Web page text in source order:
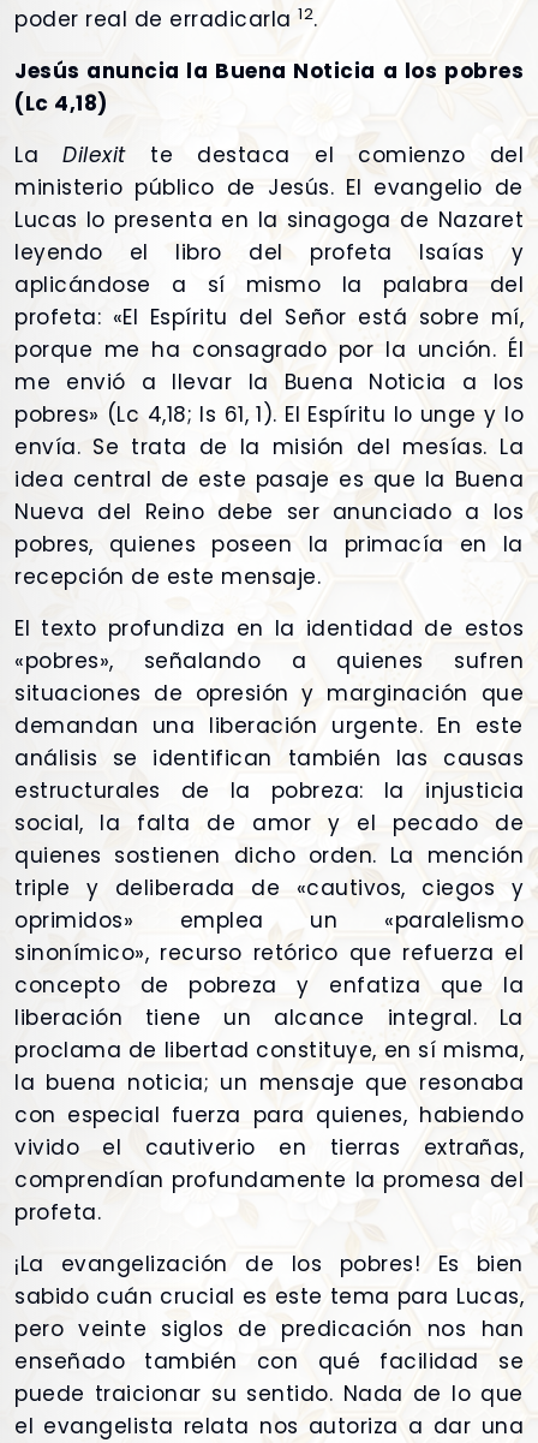
poder real de erradicarla 12.
Jesús anuncia la Buena Noticia a los pobres
(Lc 4,18)
LaDilexit te destaca el comienzo del
ministerio público de Jesús. El evangelio de
Lucas lo presenta en la sinagoga de Nazaret
leyendo el libro del profeta Isaías y
aplicándose a sí mismo la palabra del
profeta: «El Espíritu del Señor está sobre mí,
porque me ha consagrado por la unción. Él
me envió a llevar la Buena Noticia a los
pobres» (Lc 4,18; Is 61, 1). El Espíritu lo unge y lo
envía. Se trata de la misión del mesías. La
idea central de este pasaje es que la Buena
Nueva del Reino debe ser anunciado a los
pobres, quienes poseen la primacía en la
recepción de este mensaje.
El texto profundiza en la identidad de estos
«pobres», señalando a quienes sufren
situaciones de opresión y marginación que
demandan una liberación urgente. En este
análisis se identifican también las causas
estructurales de la pobreza: la injusticia
social, la falta de amor y el pecado de
quienes sostienen dicho orden. La mención
triple y deliberada de «cautivos, ciegos y
oprimidos» emplea un «paralelismo
sinonímico», recurso retórico que refuerza el
concepto de pobreza y enfatiza que la
liberación tiene un alcance integral. La
proclama de libertad constituye, en sí misma,
la buena noticia; un mensaje que resonaba
con especial fuerza para quienes, habiendo
vivido el cautiverio en tierras extrañas,
comprendían profundamente la promesa del
profeta.
¡La evangelización de los pobres! Es bien
sabido cuán crucial es este tema para Lucas,
pero veinte siglos de predicación nos han
enseñado también con qué facilidad se
puede traicionar su sentido. Nada de lo que
el evangelista relata nos autoriza a dar una